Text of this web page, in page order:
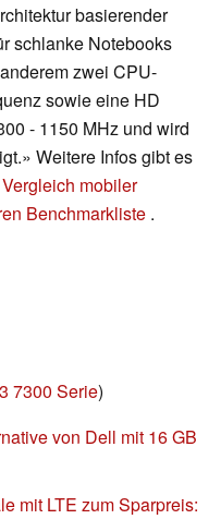
basierender
schlanke Notebooks
zwei CPU-
sowie eine HD
- 1150 MHz und wird
Weitere Infos gibt es
Vergleich mobiler
Benchmarkliste .
7300 Serie)
von Dell mit 16 GB
mit LTE zum Sparpreis: